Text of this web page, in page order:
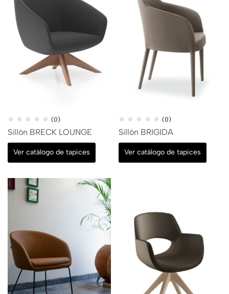
(0)
Sillón BRECK LOUNGE
Ver catálogo de tapices
(0)
Sillón BRIGIDA
Ver catálogo de tapices